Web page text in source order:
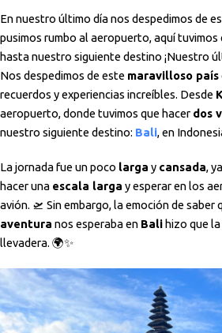
En nuestro último día nos despedimos de
pusimos rumbo al aeropuerto, aquí tuvimos
hasta nuestro siguiente destino ¡Nuestro
Nos despedimos de este maravilloso país
recuerdos y experiencias increíbles. Desde
aeropuerto, donde tuvimos que hacer dos
nuestro siguiente destino: Bali, en
La jornada fue un poco larga y cansada,
hacer una escala larga y esperar en los
avión. 🛫 Sin embargo, la emoción de saber
aventura nos esperaba en Balihizo que
llevadera. 🌍✨